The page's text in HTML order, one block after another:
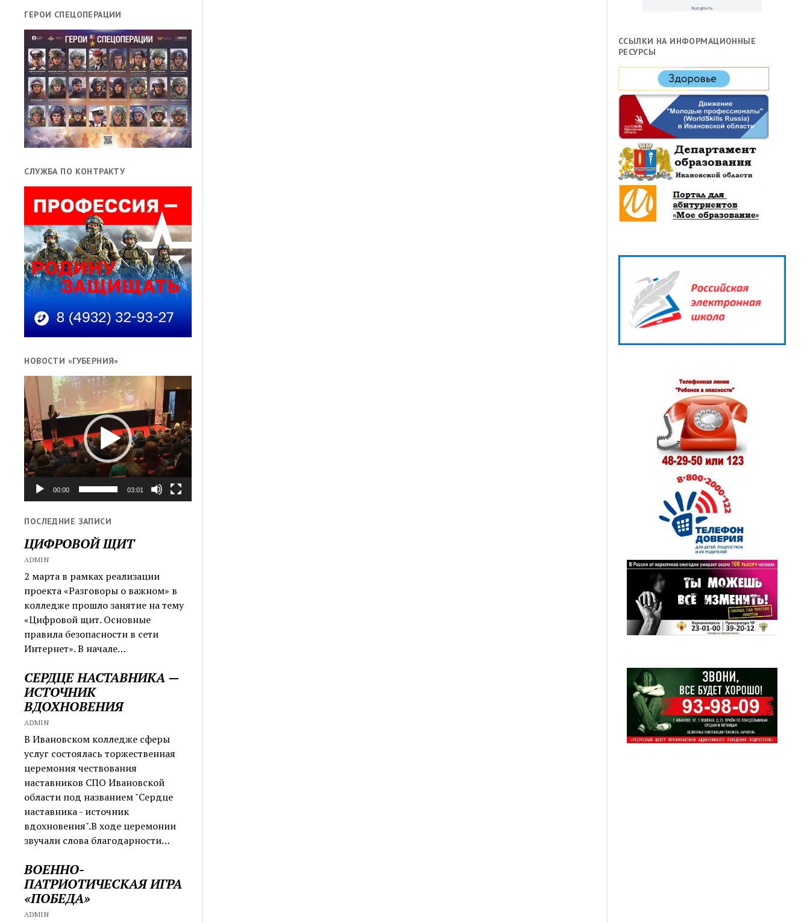
ГЕРОИ СПЕЦОПЕРАЦИИ
СЛУЖБА ПО КОНТРАКТУ
НОВОСТИ «ГУБЕРНИЯ»
Видеоплеер
00:00 03:01
ПОСЛЕДНИЕ ЗАПИСИ
ЦИФРОВОЙ ЩИТ
ADMIN
2 марта в рамках реализации
проекта «Разговоры о важном» в
колледже прошло занятие на тему
«Цифровой щит. Основные
правила безопасности в сети
Интернет». В начале…
СЕРДЦЕ НАСТАВНИКА —
ИСТОЧНИК
ВДОХНОВЕНИЯ
ADMIN
В Ивановском колледже сферы
услуг состоялась торжественная
церемония чествования
наставников СПО Ивановской
области под названием "Сердце
наставника - источник
вдохновения".В ходе церемонии
звучали слова благодарности…
ВОЕННО-
ПАТРИОТИЧЕСКАЯ ИГРА
«ПОБЕДА»
ADMIN
ССЫЛКИ НА ИНФОРМАЦИОННЫЕ
РЕСУРСЫ